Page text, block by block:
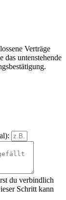
Verträge
untenstehende
du verbindlich
Schritt kann